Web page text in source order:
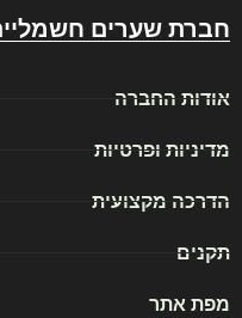
חברת שערים
אודות החברה
מדיניות ופרטיות
הדרכה מקצועית
תקנים
מפת אתר